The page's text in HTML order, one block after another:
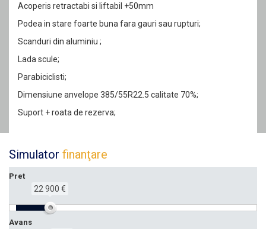
Acoperis retractabi si liftabil +50mm
Podea in stare foarte buna fara gauri sau rupturi;
Scanduri din aluminiu ;
Lada scule;
Parabiciclisti;
Dimensiune anvelope 385/55R22.5 calitate 70%;
Suport + roata de rezerva;
Simulator finanţare
Pret
22 900 €
Avans